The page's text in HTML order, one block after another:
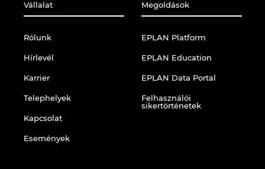
Vállalat
Rólunk
Hírlevél
Karrier
Telephelyek
Kapcsolat
Események
Megoldások
EPLAN Platform
EPLAN Education
EPLAN Data Portal
Felhasználói
sikertörténetek
France
Greece